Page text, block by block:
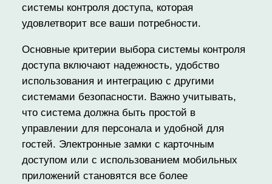
системы контроля доступа, которая
удовлетворит все ваши потребности.
Основные критерии выбора системы контроля
доступа включают надежность, удобство
использования и интеграцию с другими
системами безопасности. Важно учитывать,
что система должна быть простой в
управлении для персонала и удобной для
гостей. Электронные замки с карточным
доступом или с использованием мобильных
приложений становятся все более